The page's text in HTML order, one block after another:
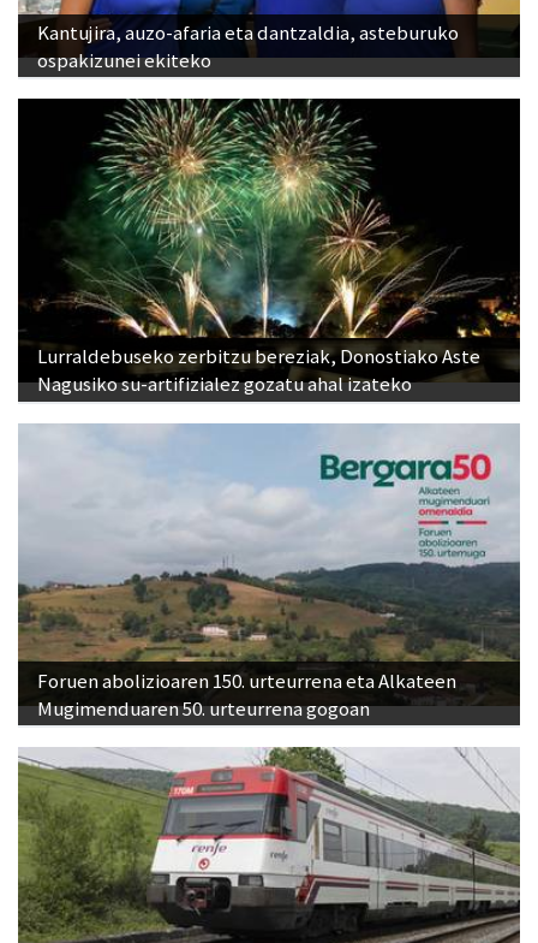
Kantujira, auzo-afaria eta dantzaldia, asteburuko
ospakizunei ekiteko
Lurraldebuseko zerbitzu bereziak, Donostiako Aste
Nagusiko su-artifizialez gozatu ahal izateko
Foruen abolizioaren 150. urteurrena eta Alkateen
Mugimenduaren 50. urteurrena gogoan